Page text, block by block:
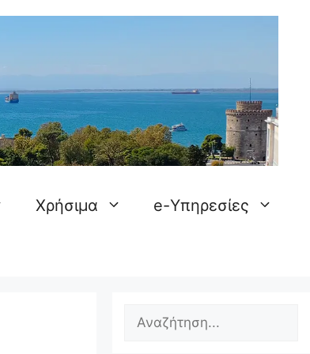
Χρήσιμα e-Υπηρεσίες